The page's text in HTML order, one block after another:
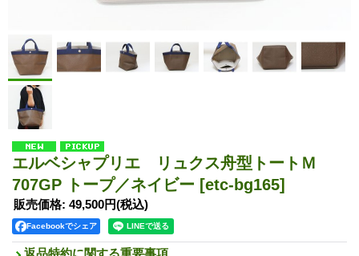
エルベシャプリエ リュクス舟型トートＭ
707GP トープ／ネイビー [etc-bg165]
販売価格: 49,500円(税込)
Facebookでシェア
返品特約に関する重要事項